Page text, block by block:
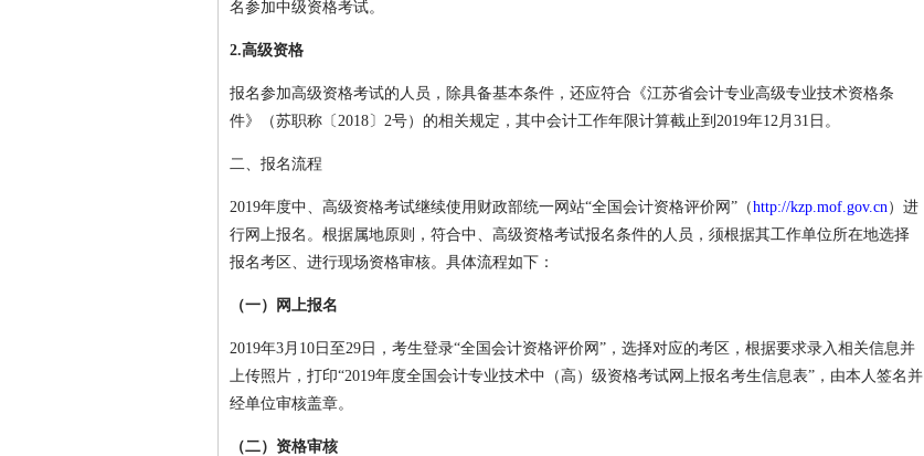
名参加中级资格考试。
2.高级资格
报名参加高级资格考试的人员，除具备基本条件，还应符合《江苏省会计专业高级专业技术资格条
件》（苏职称〔2018〕2号）的相关规定，其中会计工作年限计算截止到2019年12月31日。
二、报名流程
2019年度中、高级资格考试继续使用财政部统一网站“全国会计资格评价网”（http://kzp.mof.gov.cn ）进
行网上报名。根据属地原则，符合中、高级资格考试报名条件的人员，须根据其工作单位所在地选择
报名考区、进行现场资格审核。具体流程如下：
（一）网上报名
2019年3月10日至29日，考生登录“全国会计资格评价网”，选择对应的考区，根据要求录入相关信息并
上传照片，打印“2019年度全国会计专业技术中（高）级资格考试网上报名考生信息表”，由本人签名并
经单位审核盖章。
（二）资格审核